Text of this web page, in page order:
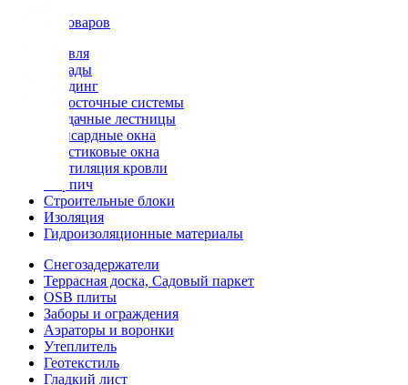
Каталог товаров
Кровля
Фасады
Сайдинг
Водосточные системы
Чердачные лестницы
Мансардные окна
Пластиковые окна
Вентиляция кровли
Кирпич
Строительные блоки
Изоляция
Гидроизоляционные материалы
Снегозадержатели
Террасная доска, Садовый паркет
OSB плиты
Заборы и ограждения
Аэраторы и воронки
Утеплитель
Геотекстиль
Гладкий лист